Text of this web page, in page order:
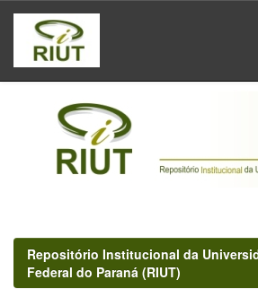
Skip
navigation
Repositório Institucional da
Federal do Paraná (RIUT)